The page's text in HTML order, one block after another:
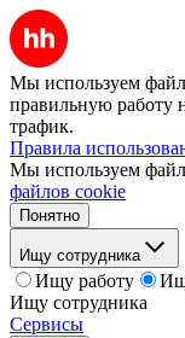
Мы используем
правильную работу
трафик.
Правила
Мы используем
файлов cookie
Понятно
Ищу сотрудника
Ищу работу
Ищу сотрудника
Сервисы